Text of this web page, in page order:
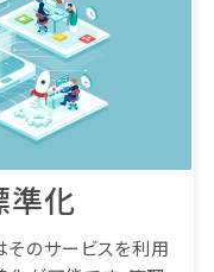
準化
のサービスを利用